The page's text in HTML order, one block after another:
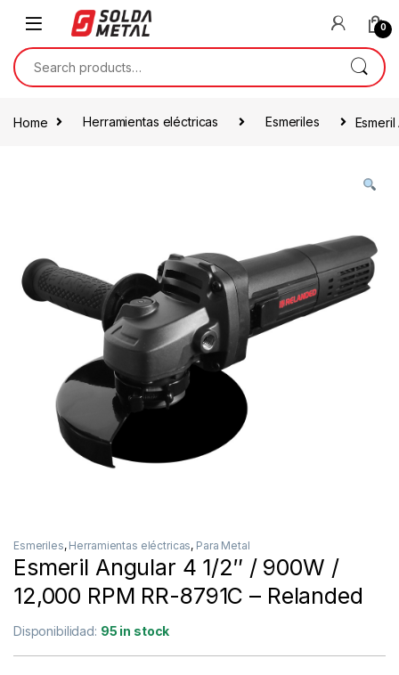
0
Home Herramientas eléctricas Esmeriles
Esmeriles, Herramientas eléctricas, Para Metal
Esmeril Angular 4 1/2″ / 900W /
12,000 RPM RR-8791C – Relanded
Disponibilidad: 95 in stock